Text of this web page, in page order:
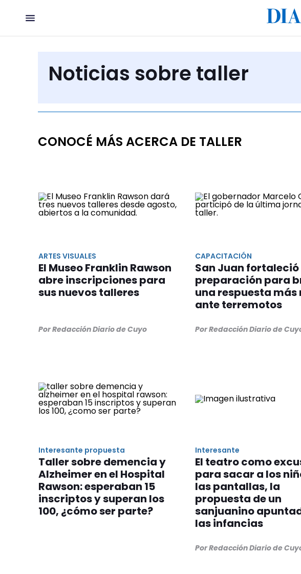
Noticias sobre taller
CONOCÉ MÁS ACERCA DE TALLER
ARTES VISUALES
El Museo Franklin Rawson
abre inscripciones para
sus nuevos talleres
Por Redacción Diario de Cuyo
CAPACITACIÓN
San Juan fortaleció
preparación para
una respuesta
ante terremotos
Por Redacción Diario de
Interesante propuesta
Taller sobre demencia y
Alzheimer en el Hospital
Rawson: esperaban 15
inscriptos y superan los
100, ¿cómo ser parte?
Interesante
El teatro como
para sacar a los
las pantallas, la
propuesta de un
sanjuanino
las infancias
Por Redacción Diario de